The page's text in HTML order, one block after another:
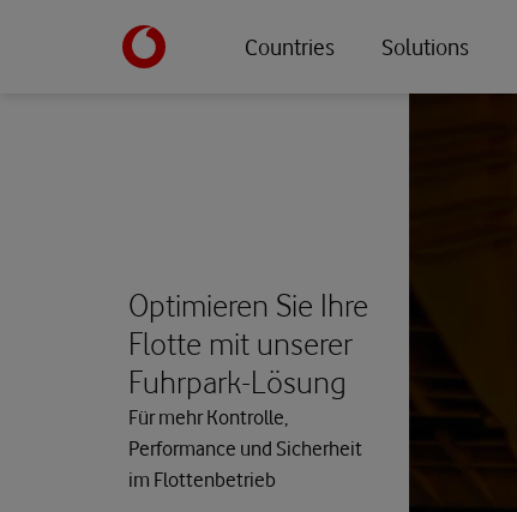
Countries Solutions
Optimieren Sie Ihre
Flotte mit unserer
Fuhrpark-Lösung
Für mehr Kontrolle,
Performance und Sicherheit
im Flottenbetrieb